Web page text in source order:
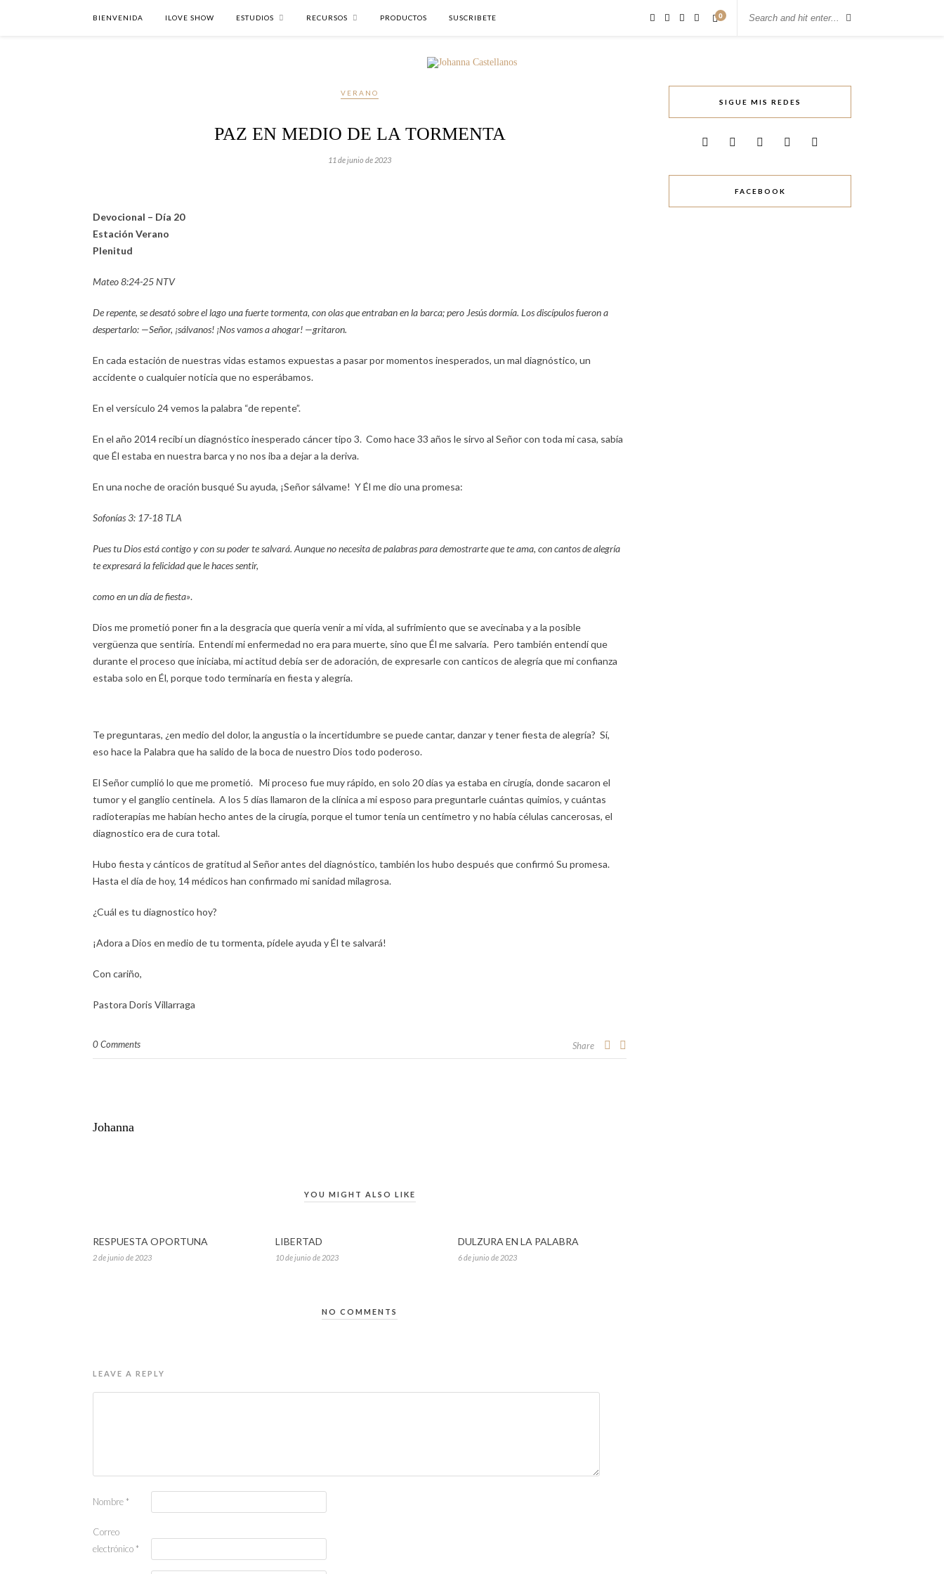
BIENVENIDA ILOVE SHOW ESTUDIOS RECURSOS PRODUCTOS SUSCRIBETE 0
VERANO
PAZ EN MEDIO DE LA TORMENTA
11 de junio de 2023
Devocional – Día 20
Estación Verano
Plenitud
Mateo 8:24-25 NTV
De repente, se desató sobre el lago una fuerte tormenta, con olas que entraban en la barca; pero Jesús dormía. Los discípulos fueron a
despertarlo: —Señor, ¡sálvanos! ¡Nos vamos a ahogar! —gritaron.
En cada estación de nuestras vidas estamos expuestas a pasar por momentos inesperados, un mal diagnóstico, un
accidente o cualquier noticia que no esperábamos.
En el versículo 24 vemos la palabra “de repente”.
En el año 2014 recibí un diagnóstico inesperado cáncer tipo 3. Como hace 33 años le sirvo al Señor con toda mi casa, sabía
que Él estaba en nuestra barca y no nos iba a dejar a la deriva.
En una noche de oración busqué Su ayuda, ¡Señor sálvame! Y Él me dio una promesa:
Sofonías 3: 17-18 TLA
Pues tu Dios está contigo y con su poder te salvará. Aunque no necesita de palabras para demostrarte que te ama, con cantos de alegría
te expresará la felicidad que le haces sentir,
como en un día de fiesta».
Dios me prometió poner fin a la desgracia que quería venir a mi vida, al sufrimiento que se avecinaba y a la posible
vergüenza que sentiría. Entendí mi enfermedad no era para muerte, sino que Él me salvaría. Pero también entendí que
durante el proceso que iniciaba, mi actitud debía ser de adoración, de expresarle con canticos de alegría que mi confianza
estaba solo en Él, porque todo terminaría en fiesta y alegría.
Te preguntaras, ¿en medio del dolor, la angustia o la incertidumbre se puede cantar, danzar y tener fiesta de alegría? Sí,
eso hace la Palabra que ha salido de la boca de nuestro Dios todo poderoso.
El Señor cumplió lo que me prometió. Mi proceso fue muy rápido, en solo 20 días ya estaba en cirugía, donde sacaron el
tumor y el ganglio centinela. A los 5 días llamaron de la clínica a mi esposo para preguntarle cuántas quimios, y cuántas
radioterapias me habían hecho antes de la cirugía, porque el tumor tenía un centímetro y no había células cancerosas, el
diagnostico era de cura total.
Hubo fiesta y cánticos de gratitud al Señor antes del diagnóstico, también los hubo después que confirmó Su promesa.
Hasta el día de hoy, 14 médicos han confirmado mi sanidad milagrosa.
¿Cuál es tu diagnostico hoy?
¡Adora a Dios en medio de tu tormenta, pídele ayuda y Él te salvará!
Con cariño,
Pastora Doris Villarraga
0 Comments Share
Johanna
YOU MIGHT ALSO LIKE
RESPUESTA OPORTUNA
2 de junio de 2023
LIBERTAD
10 de junio de 2023
DULZURA EN LA PALABRA
6 de junio de 2023
NO COMMENTS
LEAVE A REPLY
Nombre *
Correo
electrónico *
SIGUE MIS REDES
FACEBOOK